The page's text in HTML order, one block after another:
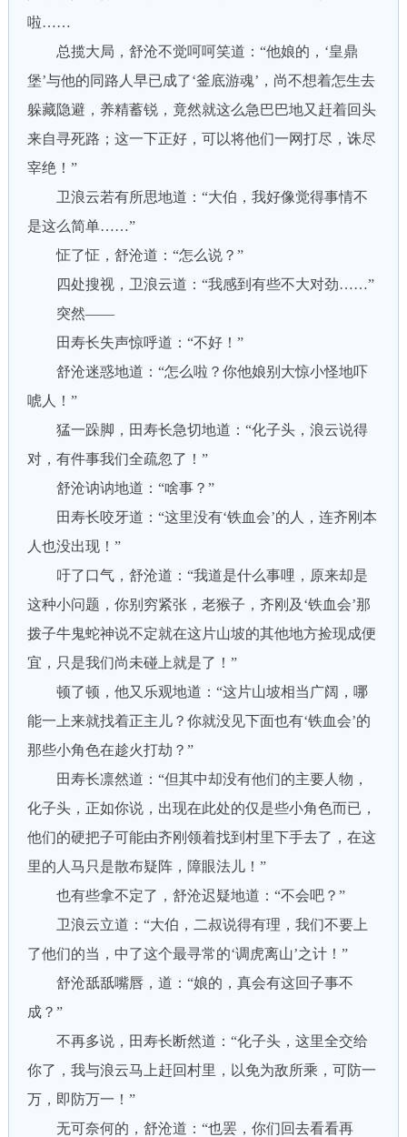
啦……
总揽大局，舒沧不觉呵呵笑道：“他娘的，‘皇鼎
堡’与他的同路人早已成了‘釜底游魂’，尚不想着怎生去
躲藏隐避，养精蓄锐，竟然就这么急巴巴地又赶着回头
来自寻死路；这一下正好，可以将他们一网打尽，诛尽
宰绝！”
卫浪云若有所思地道：“大伯，我好像觉得事情不
是这么简单……”
怔了怔，舒沧道：“怎么说？”
四处搜视，卫浪云道：“我感到有些不大对劲……”
突然——
田寿长失声惊呼道：“不好！”
舒沧迷惑地道：“怎么啦？你他娘别大惊小怪地吓
唬人！”
猛一跺脚，田寿长急切地道：“化子头，浪云说得
对，有件事我们全疏忽了！”
舒沧讷讷地道：“啥事？”
田寿长咬牙道：“这里没有‘铁血会’的人，连齐刚本
人也没出现！”
吁了口气，舒沧道：“我道是什么事哩，原来却是
这种小问题，你别穷紧张，老猴子，齐刚及‘铁血会’那
拨子牛鬼蛇神说不定就在这片山坡的其他地方捡现成便
宜，只是我们尚未碰上就是了！”
顿了顿，他又乐观地道：“这片山坡相当广阔，哪
能一上来就找着正主儿？你就没见下面也有‘铁血会’的
那些小角色在趁火打劫？”
田寿长凛然道：“但其中却没有他们的主要人物，
化子头，正如你说，出现在此处的仅是些小角色而已，
他们的硬把子可能由齐刚领着找到村里下手去了，在这
里的人马只是散布疑阵，障眼法儿！”
也有些拿不定了，舒沧迟疑地道：“不会吧？”
卫浪云立道：“大伯，二叔说得有理，我们不要上
了他们的当，中了这个最寻常的‘调虎离山’之计！”
舒沧舐舐嘴唇，道：“娘的，真会有这回子事不
成？”
不再多说，田寿长断然道：“化子头，这里全交给
你了，我与浪云马上赶回村里，以免为敌所乘，可防一
万，即防万一！”
无可奈何的，舒沧道：“也罢，你们回去看看再